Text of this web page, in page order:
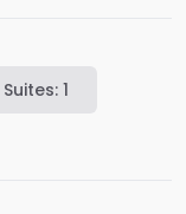
Suites: 1